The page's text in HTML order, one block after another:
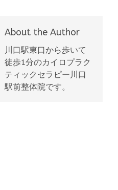
About the Author
川口駅東口から歩いて
徒歩1分のカイロプラク
ティックセラピー川口
駅前整体院です。